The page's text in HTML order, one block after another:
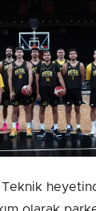
9 + 4 = ?
Gönder
Teknik